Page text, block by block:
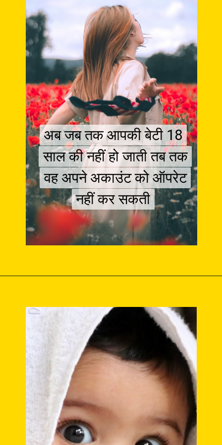
अब जब तक आपकी बेटी 18
साल की नहीं हो जाती तब तक
वह अपने अकाउंट को ऑपरेट
नहीं कर सकती
अब जब तक आपकी बेटी 18
साल की नहीं हो जाती तब तक
वह अपने अकाउंट को ऑपरेट
नहीं कर सकती